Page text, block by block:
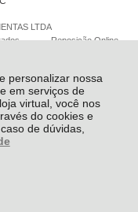
personalizar nossa
em serviços de
virtual, você nos
do cookies e
de dúvidas,
LTDA
-Reposição Online